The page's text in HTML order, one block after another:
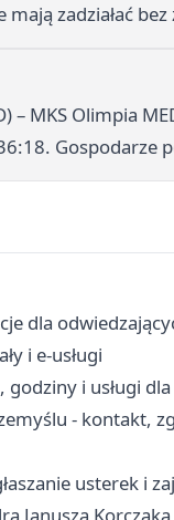
zadziałać bez
MKS Olimpia
Gospodarze
dla
i e-usługi
godziny i usługi
- kontakt,
usterek i